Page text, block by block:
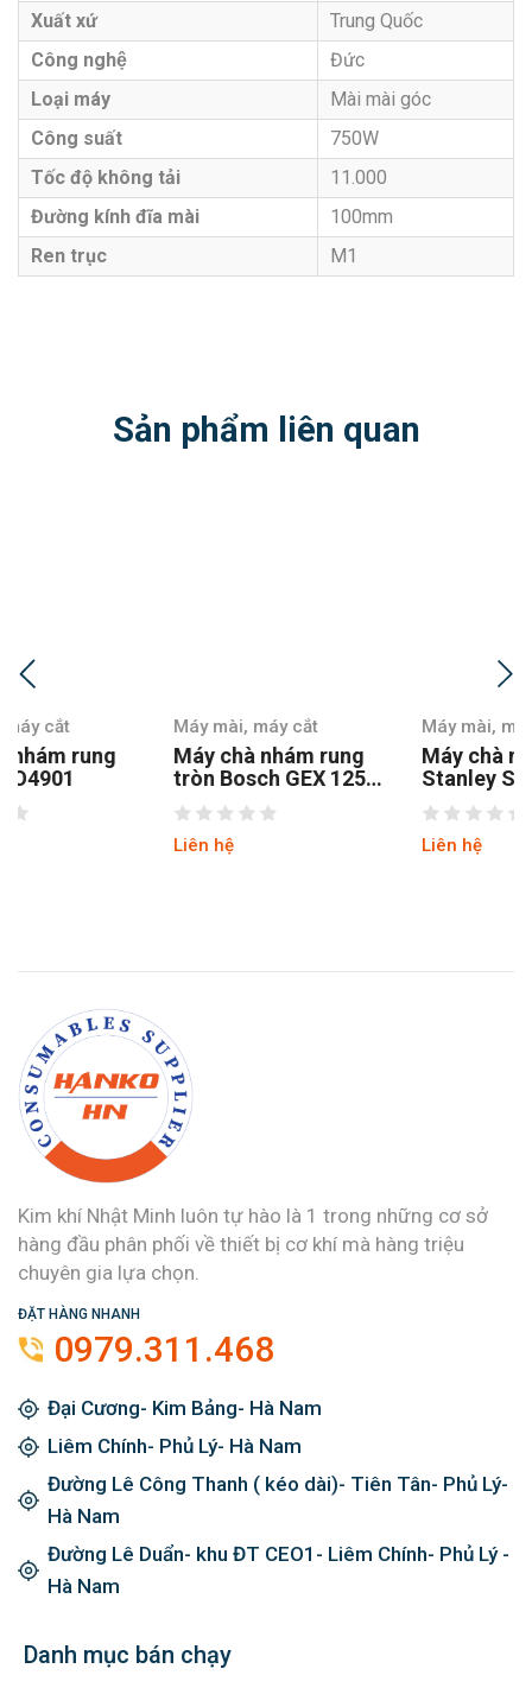
Xuất xứ
Trung Quốc
Công nghệ
Đức
Loại máy
Mài mài góc
Công suất
750W
Tốc độ không tải
11.000
Đường kính đĩa mài
100mm
Ren trục
M1
Sản phẩm liên quan
Máy mài, máy cắt
Máy chà nhám rung
tròn Bosch GEX 125-1
Máy mài, máy cắt
Máy chà nhám
Stanley SSS310-B1
Kim khí Nhật Minh luôn tự hào là 1 trong những cơ sở
hàng đầu phân phối về thiết bị cơ khí mà hàng triệu
chuyên gia lựa chọn.
ĐẶT HÀNG NHANH
0979.311.468
Đại Cương- Kim Bảng- Hà Nam
Liêm Chính- Phủ Lý- Hà Nam
Đường Lê Công Thanh ( kéo dài)- Tiên Tân- Phủ Lý-
Hà Nam
Đường Lê Duẩn- khu ĐT CEO1- Liêm Chính- Phủ Lý -
Hà Nam
Danh mục bán chạy